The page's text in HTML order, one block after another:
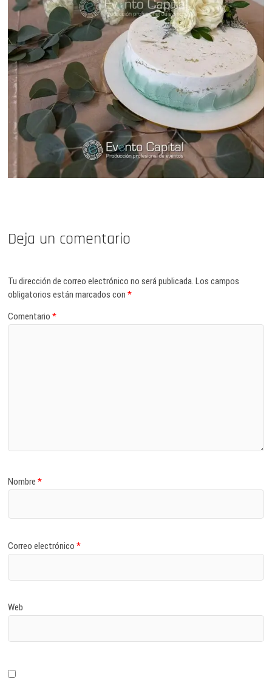
Deja un comentario
Tu dirección de correo electrónico no será publicada. Los campos
obligatorios están marcados con*
Comentario*
Nombre*
Correo electrónico*
Web